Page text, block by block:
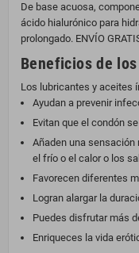
De base acuosa,
ácido hialurónico para
prolongado. ENVÍO
Beneficios de
Los lubricantes y aceites
Ayudan a prevenir
Evitan que el condón
Añaden una
el frío o el calor o los
Favorecen diferentes
Logran alargar la
Puedes disfrutar más
Enriqueces la vida